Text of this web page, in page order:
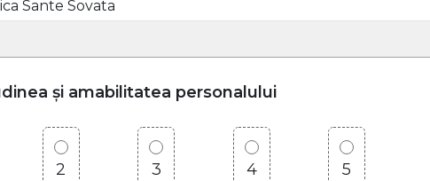
și amabilitatea personalului
2 3 4 5